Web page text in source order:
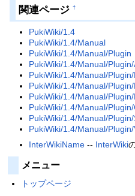
関連ページ †
PukiWiki/1.4
PukiWiki/1.4/Manual
PukiWiki/1.4/Manual/Plugin
PukiWiki/1.4/Manual/
PukiWiki/1.4/Manual/Plugin/
PukiWiki/1.4/Manual/
PukiWiki/1.4/Manual/
PukiWiki/1.4/Manual/
PukiWiki/1.4/Manual/Plugin/
PukiWiki/1.4/Manual/
InterWikiName -- InterWiki
メニュー
トップページ